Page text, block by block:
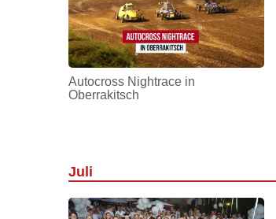
Autocross Nightrace in
Oberrakitsch
Juli